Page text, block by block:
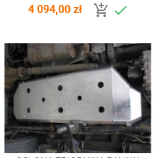
4 094,00 zł  